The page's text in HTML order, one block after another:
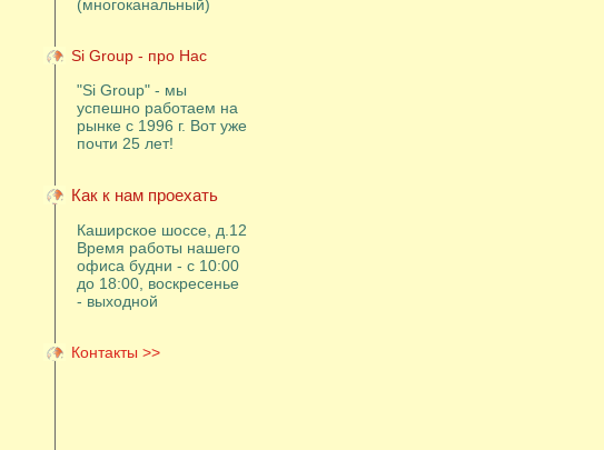
(многоканальный)
Si Group - про Нас
"Si Group" - мы
успешно работаем на
рынке с 1996 г. Вот уже
почти 25 лет!
Как к нам проехать
Каширское шоссе, д.12
Время работы нашего
офиса будни - с 10:00
до 18:00, воскресенье
- выходной
Контакты >>